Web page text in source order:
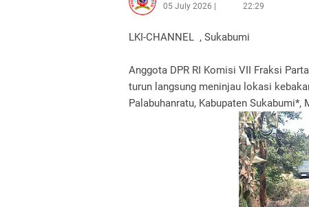
05 July 2026
22:29
LKI-CHANNEL , Sukabumi
Anggota DPR RI Komisi VII Fraksi
turun langsung meninjau lokasi
Palabuhanratu, Kabupaten Sukabumi*,